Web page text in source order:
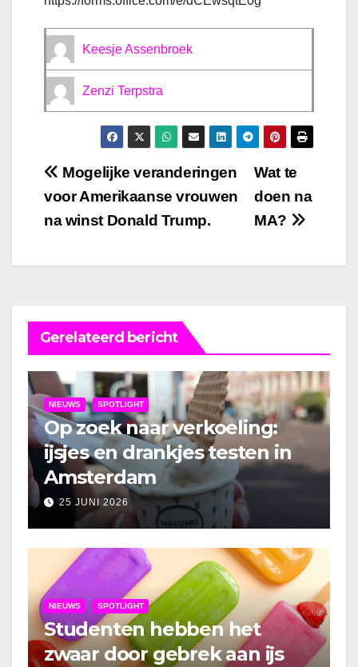
Keesje Assenbroek
Zenzi Terpstra
Bericht
navigatie
Wat te
doen na
MA?
Mogelijke veranderingen
voor Amerikaanse vrouwen
na winst Donald Trump.
Gerelateerd bericht
NIEUWS SPOTLIGHT
Op zoek naar verkoeling:
ijsjes en drankjes testen in
Amsterdam
25 JUNI 2026
NIEUWS SPOTLIGHT
Studenten hebben het
zwaar door gebrek aan ijs